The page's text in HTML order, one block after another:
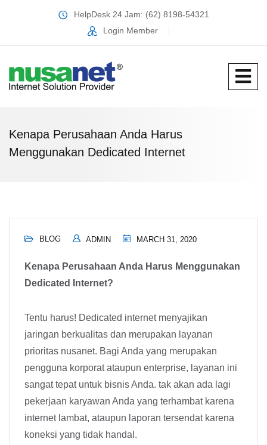
HelpDesk 24 Jam: (62) 8198-54321
Login Member
Kenapa Perusahaan Anda Harus
Menggunakan Dedicated Internet
BLOG ADMIN MARCH 31, 2020
Kenapa Perusahaan Anda Harus Menggunakan
Dedicated Internet?
Tentu harus! Dedicated internet menyajikan
jaringan berkualitas dan merupakan layanan
prioritas nusanet. Bagi Anda yang merupakan
pengguna korporat ataupun enterprise, layanan ini
sangat tepat untuk bisnis Anda. tak akan ada lagi
pekerjaan karyawan Anda yang terhambat karena
internet lambat, ataupun laporan tersendat karena
koneksi yang tidak handal.